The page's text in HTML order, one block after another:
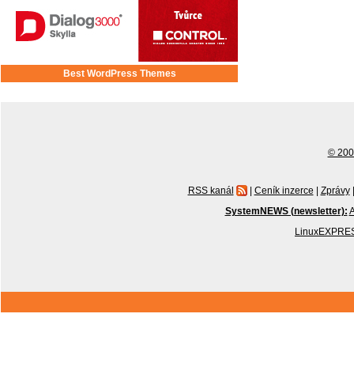
Best WordPress Themes
©
RSS kanál | Ceník inzerce | Zprávy |
SystemNEWS (newsletter):